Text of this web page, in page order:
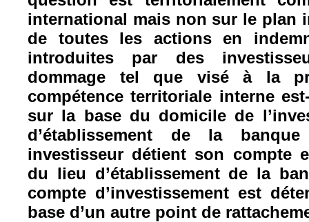
international mais non sur le plan
de toutes les actions en
introduites par des
dommage tel que visé à la
compétence territoriale interne
sur la base du domicile de
d’établissement de la
investisseur détient son compte
du lieu d’établissement de la
compte d’investissement est
base d’un autre point de